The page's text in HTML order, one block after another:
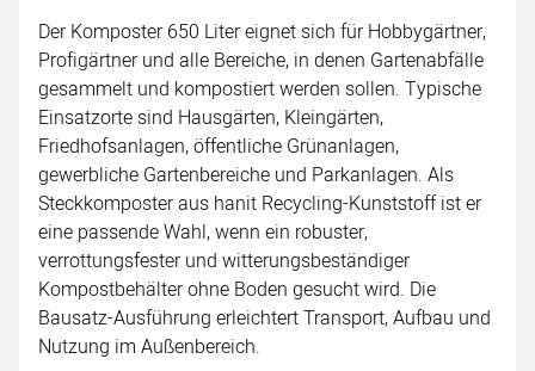
Der Komposter 650 Liter eignet sich für Hobbygärtner,
Profigärtner und alle Bereiche, in denen Gartenabfälle
gesammelt und kompostiert werden sollen. Typische
Einsatzorte sind Hausgärten, Kleingärten,
Friedhofsanlagen, öffentliche Grünanlagen,
gewerbliche Gartenbereiche und Parkanlagen. Als
Steckkomposter aus hanit Recycling-Kunststoff ist er
eine passende Wahl, wenn ein robuster,
verrottungsfester und witterungsbeständiger
Kompostbehälter ohne Boden gesucht wird. Die
Bausatz-Ausführung erleichtert Transport, Aufbau und
Nutzung im Außenbereich.